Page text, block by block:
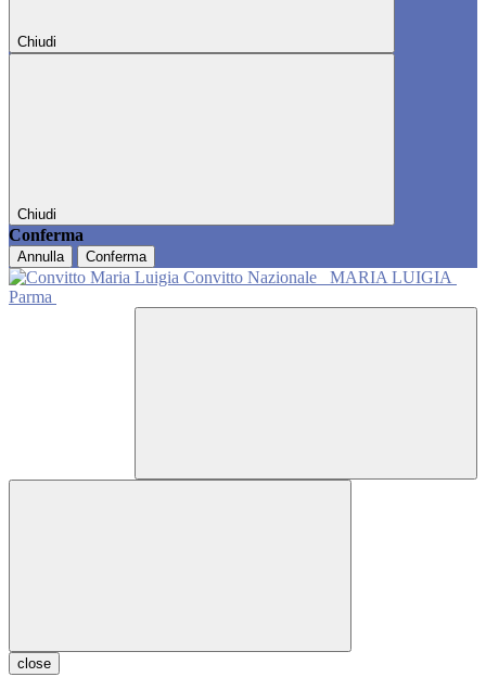
Chiudi
Chiudi
Conferma
Annulla Conferma
Convitto Nazionale
MARIA LUIGIA
Parma
close